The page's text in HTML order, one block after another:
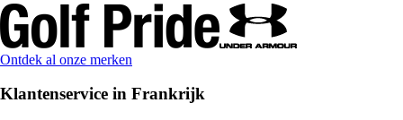
Ontdek al onze merken
Klantenservice in Frankrijk